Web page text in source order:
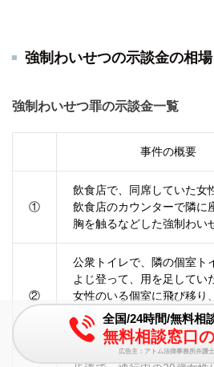
強制わいせつの示談金の相
強制わいせつ罪の示談金一覧
事件の概要
①
飲食店で、同席していた女
飲食店のカウンターで隣に
胸を触るなどした強制わい
②
公衆トイレで、隣の個室ト
よじ登って、用を足してい
女性のいる個室に飛び移り
し倒して膝を撫で回すなど
た強制わいせつ事件。
全国/24時間/無料相
無料相談窓口
広告主：アトム法律事務所弁護